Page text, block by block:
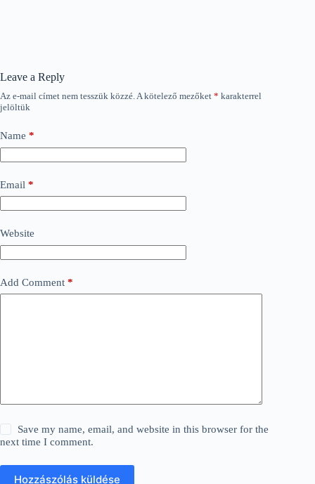
Leave a Reply
Az e-mail címet nem tesszük közzé.A kötelező mezőket * karakterrel
jelöltük
Name *
Email *
Website
Add Comment *
Save my name, email, and website in this browser for the
next time I comment.
Hozzászólás küldése